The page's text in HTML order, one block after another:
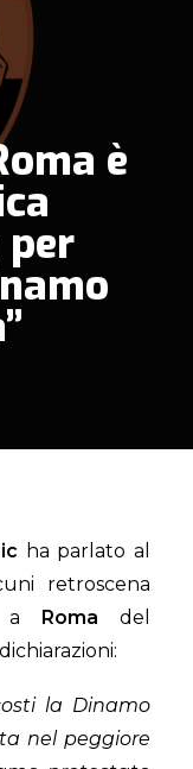
è
ha parlato al
retroscena
a Roma del
la Dinamo
nel peggiore